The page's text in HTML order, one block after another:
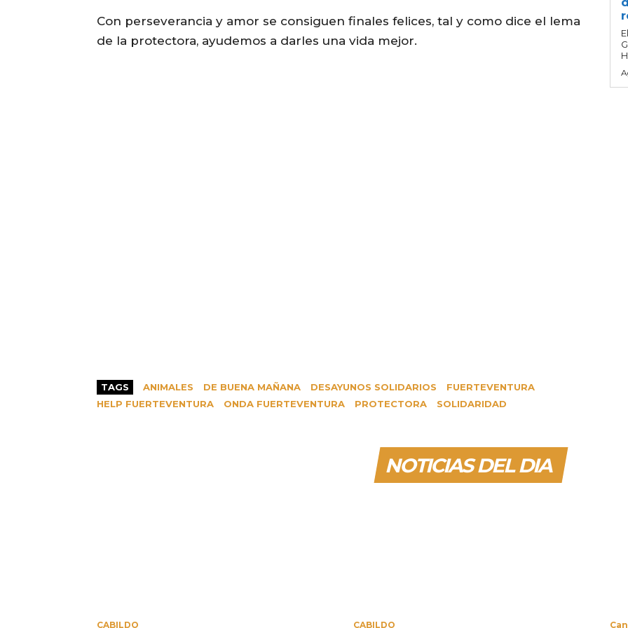
Con perseverancia y amor se consiguen finales felices, tal y como dice el lema
de la protectora, ayudemos a darles una vida mejor.
TAGS ANIMALES DE BUENA MAÑANA DESAYUNOS SOLIDARIOS
FUERTEVENTURA
HELP FUERTEVENTURA
ONDA FUERTEVENTURA PROTECTORA SOLIDARIDAD
NOTICIAS DEL DIA
CABILDO CABILDO